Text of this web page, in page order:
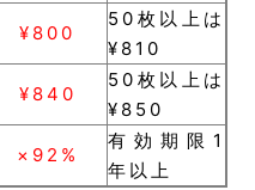
¥800
50枚以上は
¥810
¥840
50枚以上は
¥850
×92%
有効期限1
年以上